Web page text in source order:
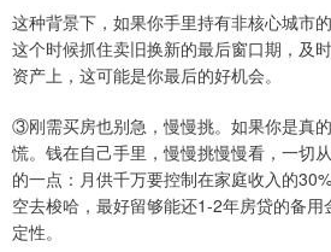
这种背景下，如果你手里持有非核心城市
这个时候抓住卖旧换新的最后窗口期，及
资产上，这可能是你最后的好机会。
③刚需买房也别急，慢慢挑。如果你是真
慌。钱在自己手里，慢慢挑慢慢看，一切
的一点：月供千万要控制在家庭收入的
空去梭哈，最好留够能还1-2年房贷的备
定性。